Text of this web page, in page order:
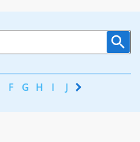
F G H I J K